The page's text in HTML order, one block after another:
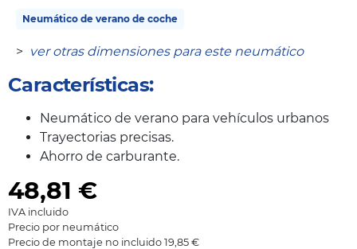
Neumático de verano de coche
> ver otras dimensiones para este neumático
Características:
Neumático de verano para vehículos urbanos
Trayectorias precisas.
Ahorro de carburante.
48,81 €
IVA incluido
Precio por neumático
Precio de montaje no incluido 19,85 €